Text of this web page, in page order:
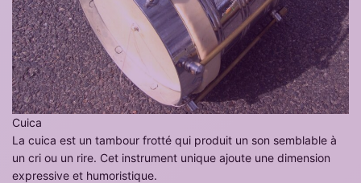
Cuica
La cuica est un tambour frotté qui produit un son semblable à
un cri ou un rire. Cet instrument unique ajoute une dimension
expressive et humoristique.